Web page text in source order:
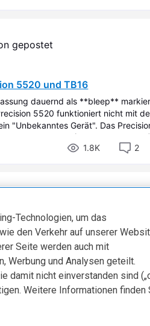
gepostet
5520 und TB16
dauernd als **bleep**
5520 funktioniert nicht mit
"Unbekanntes Gerät". Das
allen Treibern (Stand 20.03.2018)
1.8K
2
Technologien, um das
den Verkehr auf unserer
Seite werden auch mit
Werbung und Analysen geteilt.
damit nicht einverstanden sind
Weitere Informationen finden